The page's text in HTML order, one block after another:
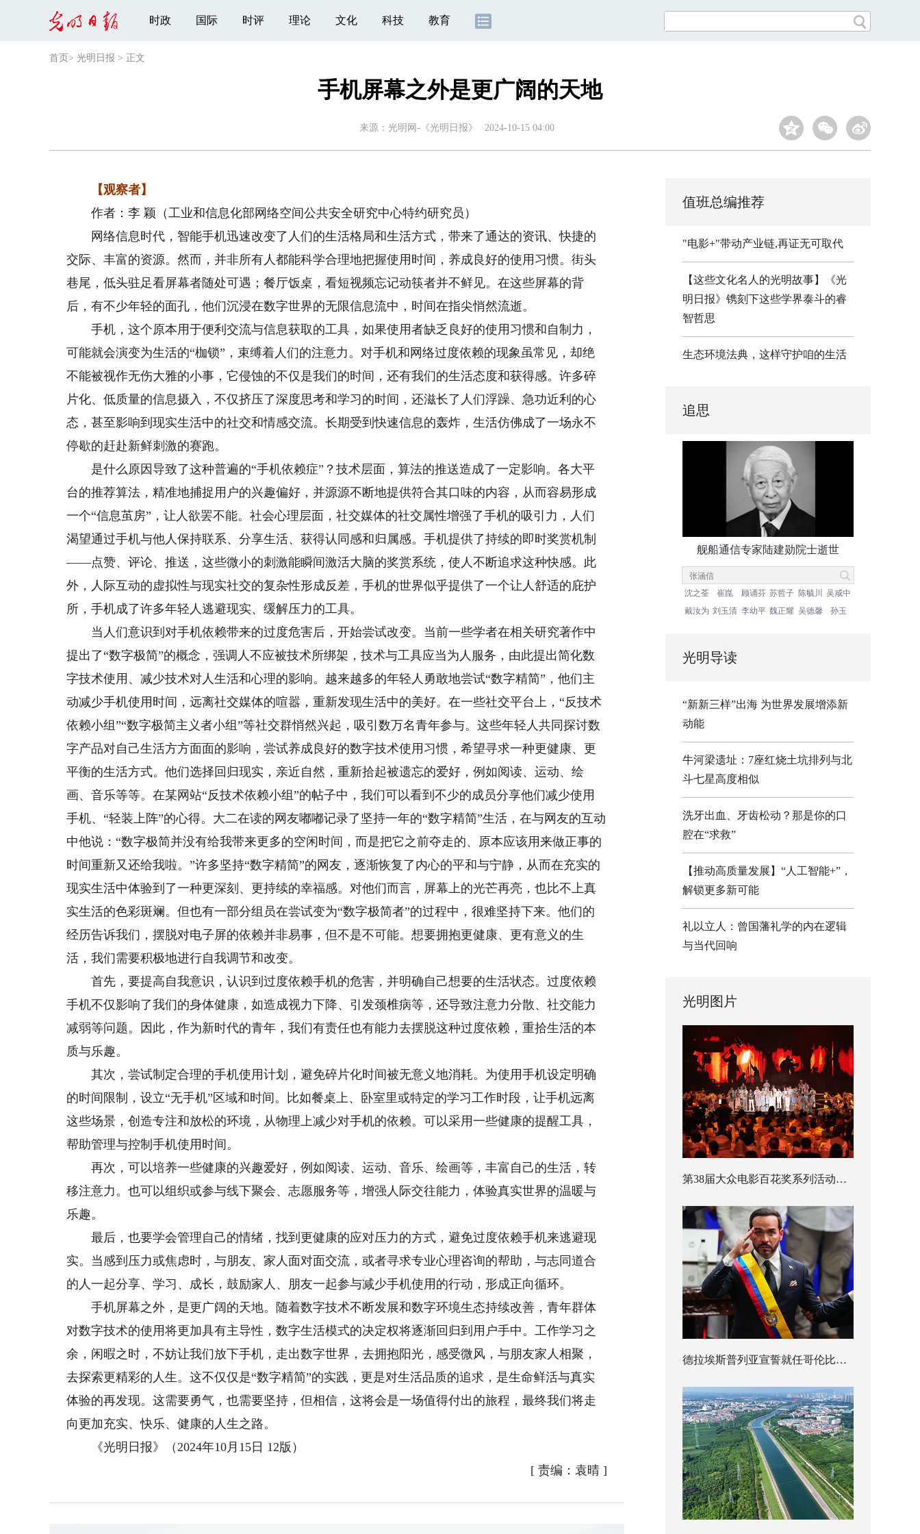
时政 国际 时评 理论 文化 科技 教育
首页 > 光明日报 > 正文
手机屏幕之外是更广阔的天地
来源： 光明网-《光明日报》 2024-10-15 04:00
【观察者】
作者：李 颖（工业和信息化部网络空间公共安全研究中心特约研究员）
网络信息时代，智能手机迅速改变了人们的生活格局和生活方式，带来了通达的资讯、快捷的
交际、丰富的资源。然而，并非所有人都能科学合理地把握使用时间，养成良好的使用习惯。街头
巷尾，低头驻足看屏幕者随处可遇；餐厅饭桌，看短视频忘记动筷者并不鲜见。在这些屏幕的背
后，有不少年轻的面孔，他们沉浸在数字世界的无限信息流中，时间在指尖悄然流逝。
手机，这个原本用于便利交流与信息获取的工具，如果使用者缺乏良好的使用习惯和自制力，
可能就会演变为生活的“枷锁”，束缚着人们的注意力。对手机和网络过度依赖的现象虽常见，却绝
不能被视作无伤大雅的小事，它侵蚀的不仅是我们的时间，还有我们的生活态度和获得感。许多碎
片化、低质量的信息摄入，不仅挤压了深度思考和学习的时间，还滋长了人们浮躁、急功近利的心
态，甚至影响到现实生活中的社交和情感交流。长期受到快速信息的轰炸，生活仿佛成了一场永不
停歇的赶赴新鲜刺激的赛跑。
是什么原因导致了这种普遍的“手机依赖症”？技术层面，算法的推送造成了一定影响。各大平
台的推荐算法，精准地捕捉用户的兴趣偏好，并源源不断地提供符合其口味的内容，从而容易形成
一个“信息茧房”，让人欲罢不能。社会心理层面，社交媒体的社交属性增强了手机的吸引力，人们
渴望通过手机与他人保持联系、分享生活、获得认同感和归属感。手机提供了持续的即时奖赏机制
——点赞、评论、推送，这些微小的刺激能瞬间激活大脑的奖赏系统，使人不断追求这种快感。此
外，人际互动的虚拟性与现实社交的复杂性形成反差，手机的世界似乎提供了一个让人舒适的庇护
所，手机成了许多年轻人逃避现实、缓解压力的工具。
当人们意识到对手机依赖带来的过度危害后，开始尝试改变。当前一些学者在相关研究著作中
提出了“数字极简”的概念，强调人不应被技术所绑架，技术与工具应当为人服务，由此提出简化数
字技术使用、减少技术对人生活和心理的影响。越来越多的年轻人勇敢地尝试“数字精简”，他们主
动减少手机使用时间，远离社交媒体的喧嚣，重新发现生活中的美好。在一些社交平台上，“反技术
依赖小组”“数字极简主义者小组”等社交群悄然兴起，吸引数万名青年参与。这些年轻人共同探讨数
字产品对自己生活方方面面的影响，尝试养成良好的数字技术使用习惯，希望寻求一种更健康、更
平衡的生活方式。他们选择回归现实，亲近自然，重新拾起被遗忘的爱好，例如阅读、运动、绘
画、音乐等等。在某网站“反技术依赖小组”的帖子中，我们可以看到不少的成员分享他们减少使用
手机、“轻装上阵”的心得。大二在读的网友嘟嘟记录了坚持一年的“数字精简”生活，在与网友的互动
中他说：“数字极简并没有给我带来更多的空闲时间，而是把它之前夺走的、原本应该用来做正事的
时间重新又还给我啦。”许多坚持“数字精简”的网友，逐渐恢复了内心的平和与宁静，从而在充实的
现实生活中体验到了一种更深刻、更持续的幸福感。对他们而言，屏幕上的光芒再亮，也比不上真
实生活的色彩斑斓。但也有一部分组员在尝试变为“数字极简者”的过程中，很难坚持下来。他们的
经历告诉我们，摆脱对电子屏的依赖并非易事，但不是不可能。想要拥抱更健康、更有意义的生
活，我们需要积极地进行自我调节和改变。
首先，要提高自我意识，认识到过度依赖手机的危害，并明确自己想要的生活状态。过度依赖
手机不仅影响了我们的身体健康，如造成视力下降、引发颈椎病等，还导致注意力分散、社交能力
减弱等问题。因此，作为新时代的青年，我们有责任也有能力去摆脱这种过度依赖，重拾生活的本
质与乐趣。
其次，尝试制定合理的手机使用计划，避免碎片化时间被无意义地消耗。为使用手机设定明确
的时间限制，设立“无手机”区域和时间。比如餐桌上、卧室里或特定的学习工作时段，让手机远离
这些场景，创造专注和放松的环境，从物理上减少对手机的依赖。可以采用一些健康的提醒工具，
帮助管理与控制手机使用时间。
再次，可以培养一些健康的兴趣爱好，例如阅读、运动、音乐、绘画等，丰富自己的生活，转
移注意力。也可以组织或参与线下聚会、志愿服务等，增强人际交往能力，体验真实世界的温暖与
乐趣。
最后，也要学会管理自己的情绪，找到更健康的应对压力的方式，避免过度依赖手机来逃避现
实。当感到压力或焦虑时，与朋友、家人面对面交流，或者寻求专业心理咨询的帮助，与志同道合
的人一起分享、学习、成长，鼓励家人、朋友一起参与减少手机使用的行动，形成正向循环。
手机屏幕之外，是更广阔的天地。随着数字技术不断发展和数字环境生态持续改善，青年群体
对数字技术的使用将更加具有主导性，数字生活模式的决定权将逐渐回归到用户手中。工作学习之
余，闲暇之时，不妨让我们放下手机，走出数字世界，去拥抱阳光，感受微风，与朋友家人相聚，
去探索更精彩的人生。这不仅仅是“数字精简”的实践，更是对生活品质的追求，是生命鲜活与真实
体验的再发现。这需要勇气，也需要坚持，但相信，这将会是一场值得付出的旅程，最终我们将走
向更加充实、快乐、健康的人生之路。
《光明日报》（2024年10月15日 12版）
[ 责编：袁晴]
值班总编推荐
"电影+"带动产业链,再证无可取代
【这些文化名人的光明故事】《光
明日报》镌刻下这些学界泰斗的睿
智哲思
生态环境法典，这样守护咱的生活
追思
舰船通信专家陆建勋院士逝世
沈之荃 崔崑 顾诵芬 苏哲子 陈毓川
吴咸中
戴汝为 刘玉清 李幼平 魏正耀 吴德馨 孙玉
光明导读
“新新三样”出海 为世界发展增添新
动能
牛河梁遗址：7座红烧土坑排列与北
斗七星高度相似
洗牙出血、牙齿松动？那是你的口
腔在“求救”
【推动高质量发展】“人工智能+”，
解锁更多新可能
礼以立人：曾国藩礼学的内在逻辑
与当代回响
光明图片
第38届大众电影百花奖系列活动开幕
德拉埃斯普列亚宣誓就任哥伦比亚总统